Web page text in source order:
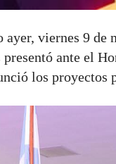
viernes 9
ante el
los proyectos